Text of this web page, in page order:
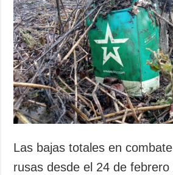
Las bajas totales en
rusas desde el 24 de